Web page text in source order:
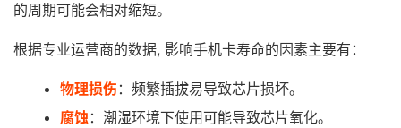
的周期可能会相对缩短。
根据专业运营商的数据, 影响手机卡寿命的因素主要有：
物理损伤 ：频繁插拔易导致芯片损坏。
腐蚀 ：潮湿环境下使用可能导致芯片氧化。